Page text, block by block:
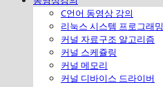
C언어 동영상 강의
리눅스 시스템 프로그래밍
커널 자료구조 알고리즘
커널 스케쥴링
커널 메모리
커널 디바이스 드라이버